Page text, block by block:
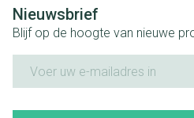
Nieuwsbrief
Blijf op de hoogte van nieuwe